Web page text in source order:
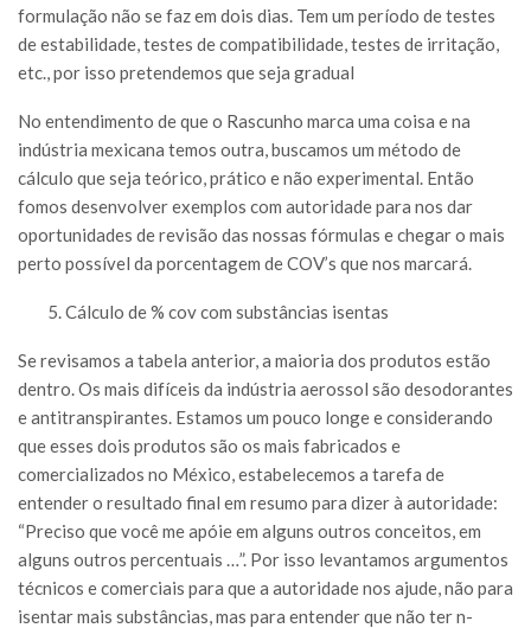
formulação não se faz em dois dias. Tem um período de testes
de estabilidade, testes de compatibilidade, testes de irritação,
etc., por isso pretendemos que seja gradual
No entendimento de que o Rascunho marca uma coisa e na
indústria mexicana temos outra, buscamos um método de
cálculo que seja teórico, prático e não experimental. Então
fomos desenvolver exemplos com autoridade para nos dar
oportunidades de revisão das nossas fórmulas e chegar o mais
perto possível da porcentagem de COV’s que nos marcará.
Cálculo de % cov com substâncias isentas
Se revisamos a tabela anterior, a maioria dos produtos estão
dentro. Os mais difíceis da indústria aerossol são desodorantes
e antitranspirantes. Estamos um pouco longe e considerando
que esses dois produtos são os mais fabricados e
comercializados no México, estabelecemos a tarefa de
entender o resultado final em resumo para dizer à autoridade:
“Preciso que você me apóie em alguns outros conceitos, em
alguns outros percentuais …”. Por isso levantamos argumentos
técnicos e comerciais para que a autoridade nos ajude, não para
isentar mais substâncias, mas para entender que não ter n-